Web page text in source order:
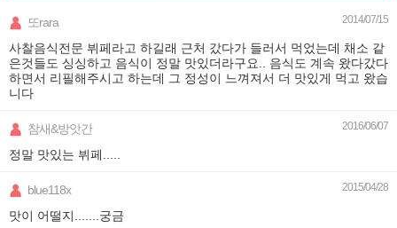
또rara 2014/07/15
사찰음식전문 뷔페라고 하길래 근처 갔다가 들러서 먹었는데 채소 같
은것들도 싱싱하고 음식이 정말 맛있더라구요.. 음식도 계속 왔다갔다
하면서 리필해주시고 하는데 그 정성이 느껴져서 더 맛있게 먹고 왔습
니다
참새&방앗간 2016/06/07
정말 맛있는 뷔페.....
blue118x 2015/04/28
맛이 어떨지.......궁금